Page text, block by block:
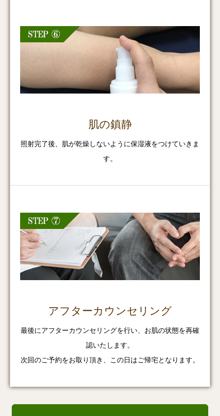
肌の鎮静
照射完了後、肌が乾燥しないように保湿液をつけていきま
す。
アフターカウンセリング
最後にアフターカウンセリングを行い、お肌の状態を再確
認いたします。
次回のご予約をお取り頂き、この日はご帰宅となります。